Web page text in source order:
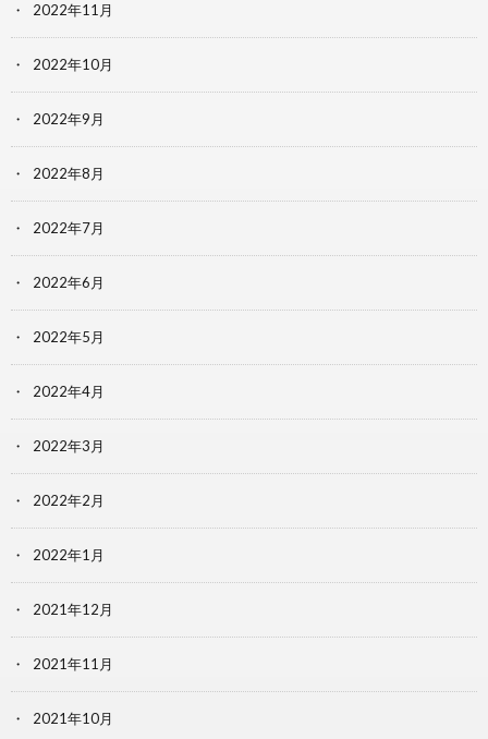
2022年11月
2022年10月
2022年9月
2022年8月
2022年7月
2022年6月
2022年5月
2022年4月
2022年3月
2022年2月
2022年1月
2021年12月
2021年11月
2021年10月